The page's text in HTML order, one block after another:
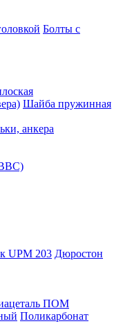
Болты с
Шайба пружинная
анкера
Дюростон
ПОМ
Поликарбонат